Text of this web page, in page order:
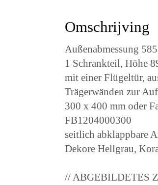
Omschrijving
Außenabmessung
1 Schrankteil, Höhe
mit einer Flügeltür,
Trägerwänden zur
300 x 400 mm oder
FB1204000300
seitlich abklappbare
Dekore Hellgrau,
// ABGEBILDETES